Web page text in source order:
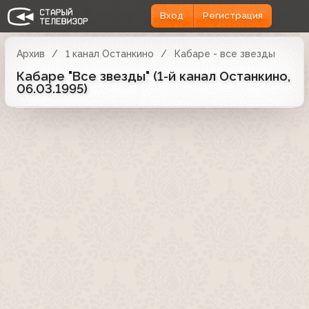
Вход Регистрация
Архив 1 канал Останкино Кабаре - все звезды
Кабаре "Все звезды" (1-й канал Останкино,
06.03.1995)